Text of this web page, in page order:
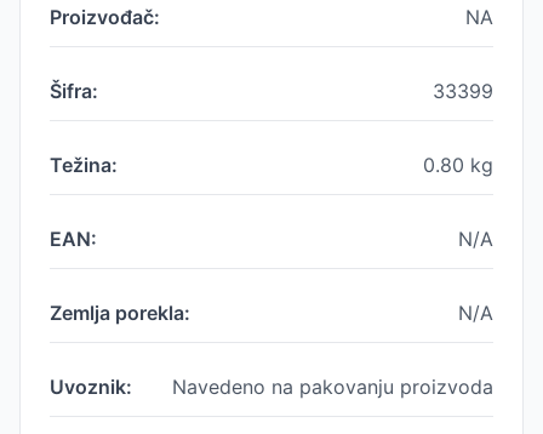
Proizvođač: NA
Šifra: 33399
Težina: 0.80 kg
EAN: N/A
Zemlja porekla: N/A
Uvoznik: Navedeno na pakovanju proizvoda